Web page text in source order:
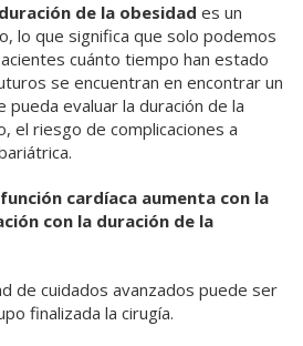
duración de la obesidad es un
lo que significa que solo podemos
cuánto tiempo han estado
se encuentran en encontrar un
evaluar la duración de la
el riesgo de complicaciones a
cardíaca aumenta con la
con la duración de la
de cuidados avanzados puede ser
finalizada la cirugía.